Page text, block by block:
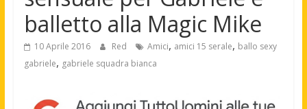
balletto alla Magic Mike
10 Aprile 2016 Red Amici, amici 15 serale, ballo sexy
gabriele, gabriele squadra bianca